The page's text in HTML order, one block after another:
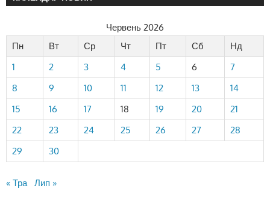
Червень 2026
Пн
Вт Ср Чт Пт Сб
Нд
1
2 3 4 5 6
7
8
9 10 11 12 13
14
15
16 17 18 19 20
21
22
23 24 25 26 27
28
29
30
« Тра Лип »